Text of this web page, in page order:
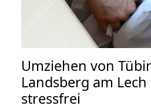
Umziehen von
Landsberg am Lech
stressfrei